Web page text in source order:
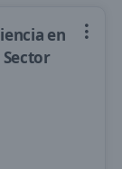
en